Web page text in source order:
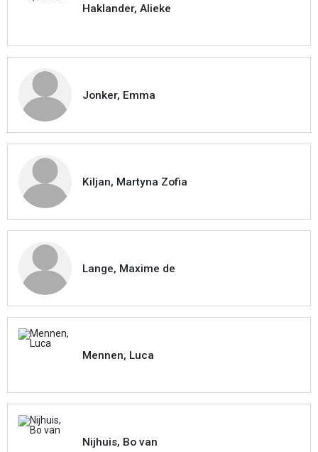
Haklander, Alieke
Jonker, Emma
Kiljan, Martyna Zofia
Lange, Maxime de
Mennen, Luca
Nijhuis, Bo van